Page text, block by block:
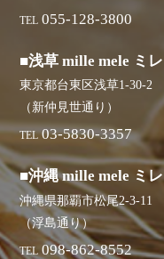
TEL 055-128-3800
■浅草 mille mele ミ
東京都台東区浅草1-30-2
（新仲見世通り）
TEL 03-5830-3357
■沖縄 mille mele ミ
沖縄県那覇市松尾2-3-11
（浮島通り）
TEL 098-862-8552